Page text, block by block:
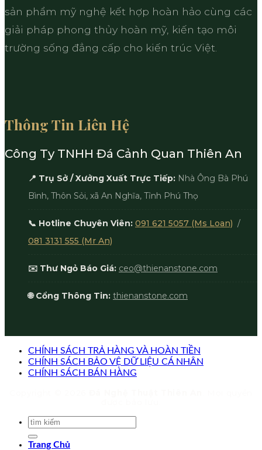
sản phẩm mỹ nghệ kết hợp hoàn hảo cùng các
giải pháp phong thủy hoàn mỹ, kiến tạo môi
trường sống đẳng cấp cho kiến trúc Việt.
Thông Tin Liên Hệ
Công Ty TNHH Đá Cảnh Quan Thiên An
📍 Trụ Sở / Xưởng Xuất Trực Tiếp: Nhà Ông Bà Phú
Bình, Thôn Sỏi, xã An Nghĩa, Tỉnh Phú Thọ
📞 Hotline Chuyên Viên: 091 621 5057 (Ms Loan) /
081 3131 555 (Mr An)
✉️ Thư Ngỏ Báo Giá: ceo@thienanstone.com
🌐 Cổng Thông Tin: thienanstone.com
CHÍNH SÁCH TRẢ HÀNG VÀ HOÀN TIỀN
CHÍNH SÁCH BẢO VỆ DỮ LIỆU CÁ NHÂN
CHÍNH SÁCH BÁN HÀNG
Trang Chủ